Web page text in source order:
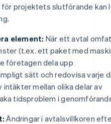
projektets slutförande kan
element: När ett avtal
(t.ex. ett paket med
företagen dela upp
sätt och redovisa varje
intäkter mellan olika delar av
tidsproblem i
Ändringar i avtalsvillkoren